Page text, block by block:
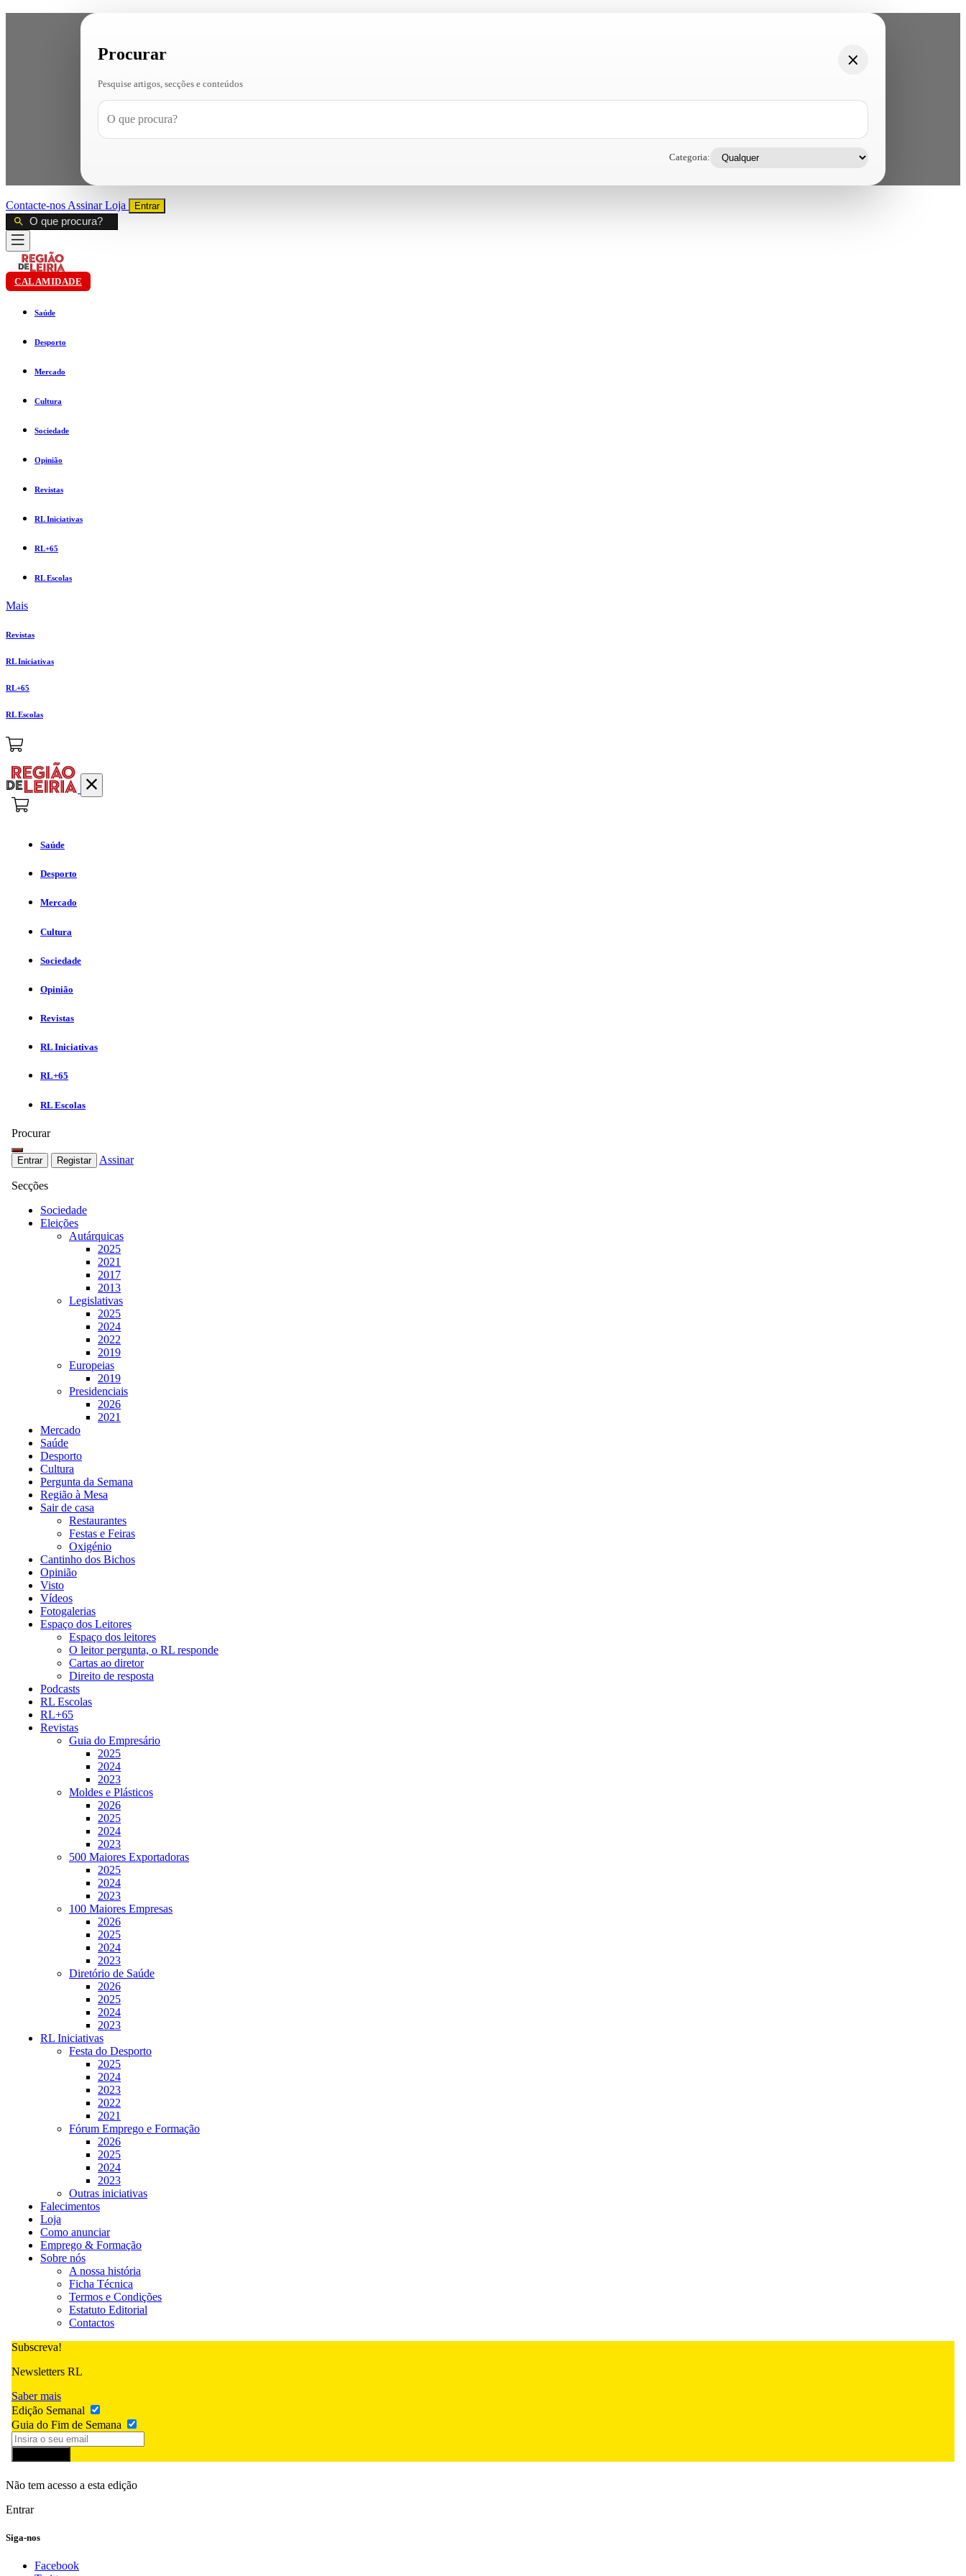
Procurar
Pesquise artigos, secções e conteúdos
Categoria:
Contacte-nos AssinarLoja Entrar
CALAMIDADE
Saúde
Desporto
Mercado
Cultura
Sociedade
Opinião
Revistas
RL Iniciativas
RL+65
RL Escolas
Mais
Revistas
RL Iniciativas
RL+65
RL Escolas
Saúde
Desporto
Mercado
Cultura
Sociedade
Opinião
Revistas
RL Iniciativas
RL+65
RL Escolas
Procurar
Entrar Registar Assinar
Secções
Sociedade
Eleições
Autárquicas
2025
2021
2017
2013
Legislativas
2025
2024
2022
2019
Europeias
2019
Presidenciais
2026
2021
Mercado
Saúde
Desporto
Cultura
Pergunta da Semana
Região à Mesa
Sair de casa
Restaurantes
Festas e Feiras
Oxigénio
Cantinho dos Bichos
Opinião
Visto
Vídeos
Fotogalerias
Espaço dos Leitores
Espaço dos leitores
O leitor pergunta, o RL responde
Cartas ao diretor
Direito de resposta
Podcasts
RL Escolas
RL+65
Revistas
Guia do Empresário
2025
2024
2023
Moldes e Plásticos
2026
2025
2024
2023
500 Maiores Exportadoras
2025
2024
2023
100 Maiores Empresas
2026
2025
2024
2023
Diretório de Saúde
2026
2025
2024
2023
RL Iniciativas
Festa do Desporto
2025
2024
2023
2022
2021
Fórum Emprego e Formação
2026
2025
2024
2023
Outras iniciativas
Falecimentos
Loja
Como anunciar
Emprego & Formação
Sobre nós
A nossa história
Ficha Técnica
Termos e Condições
Estatuto Editorial
Contactos
Subscreva!
Newsletters RL
Saber mais
Edição Semanal
Guia do Fim de Semana
Não tem acesso a esta edição
Entrar
Siga-nos
Facebook